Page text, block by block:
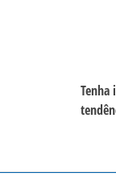
Tenha